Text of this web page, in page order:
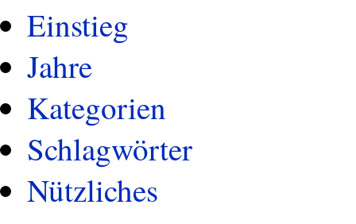
Einstieg
Jahre
Kategorien
Schlagwörter
Nützliches